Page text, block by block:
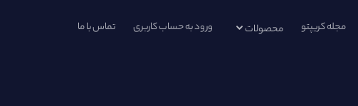
مجله کریپتو محصولات ورود به حساب کاربری تماس با ما